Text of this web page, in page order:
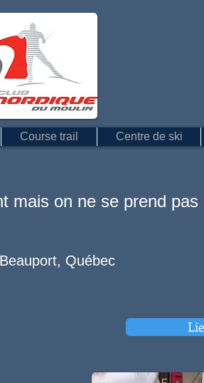
Course trail Centre de ski
mais on ne se prend pas
Québec